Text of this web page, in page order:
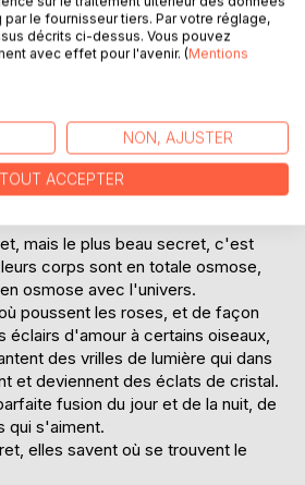
les flux les réunissent
qui contiennent les poissons,
: source de bénédiction, c'est
les rois sont consacrés à une
secret, en tout cas les sources
des amants : l'intensité, la
comme une prière, un appel à
si purs que les fées réclament
mais le plus beau secret, c'est
corps sont en totale osmose,
osmose avec l'univers.
poussent les roses, et de façon
éclairs d'amour à certains oiseaux,
des vrilles de lumière qui dans
et deviennent des éclats de cristal.
fusion du jour et de la nuit, de
qui s'aiment.
elles savent où se trouvent le
par le fournisseur tiers. Par votre réglage,
décrits ci-dessus. Vous pouvez
avec effet pour l'avenir. (Mentions
NON, AJUSTER
TOUT ACCEPTER